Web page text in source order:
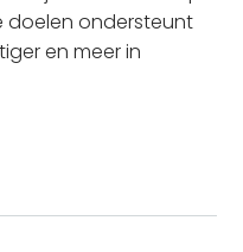
doelen ondersteunt
en meer in